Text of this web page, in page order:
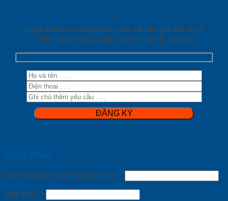
Nhập thông tin để gửi yêu cầu tải báo giá đầy đủ &
Chính sách về giá cạnh tranh nhất thị trường!
Đăng nhập
Tên tài khoản hoặc địa chỉ email *
Mật khẩu *